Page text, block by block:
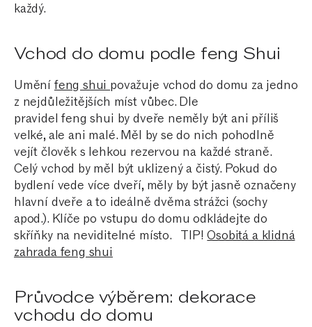
každý.
Vchod do domu podle feng Shui
Umění feng shui považuje vchod do domu za jedno
z nejdůležitějších míst vůbec. Dle
pravidel feng shui by dveře neměly být ani příliš
velké, ale ani malé. Měl by se do nich pohodlně
vejít člověk s lehkou rezervou na každé straně.
Celý vchod by měl být uklizený a čistý. Pokud do
bydlení vede více dveří, měly by být jasně označeny
hlavní dveře a to ideálně dvěma strážci (sochy
apod.). Klíče po vstupu do domu odkládejte do
skříňky na neviditelné místo.
TIP!Osobitá a klidná
zahrada feng shui
Průvodce výběrem: dekorace
vchodu do domu